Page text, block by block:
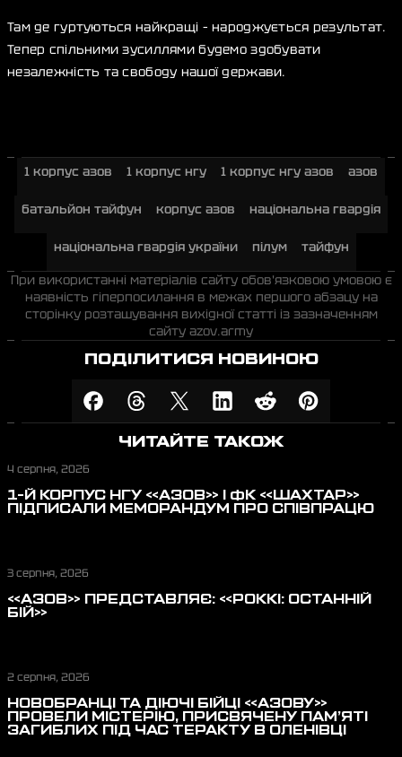
Там де гуртуються найкращі – народжується результат.
Тепер спільними зусиллями будемо здобувати
незалежність та свободу нашої держави.
1 корпус азов 1 корпус нгу 1 корпус нгу азов азов
батальйон тайфун корпус азов національна гвардія
національна гвардія україни пілум тайфун
При використанні матеріалів сайту обов'язковою умовою є
наявність гіперпосилання в межах першого абзацу на
сторінку розташування вихідної статті із зазначенням
сайту azov.army
ПОДІЛИТИСЯ НОВИНОЮ
ЧИТАЙТЕ ТАКОЖ
4 серпня, 2026
1-Й КОРПУС НГУ «АЗОВ» І ФК «ШАХТАР»
ПІДПИСАЛИ МЕМОРАНДУМ ПРО СПІВПРАЦЮ
3 серпня, 2026
«АЗОВ» ПРЕДСТАВЛЯЄ: «РОККІ: ОСТАННІЙ
БІЙ»
2 серпня, 2026
НОВОБРАНЦІ ТА ДІЮЧІ БІЙЦІ «АЗОВУ»
ПРОВЕЛИ МІСТЕРІЮ, ПРИСВЯЧЕНУ ПАМ’ЯТІ
ЗАГИБЛИХ ПІД ЧАС ТЕРАКТУ В ОЛЕНІВЦІ